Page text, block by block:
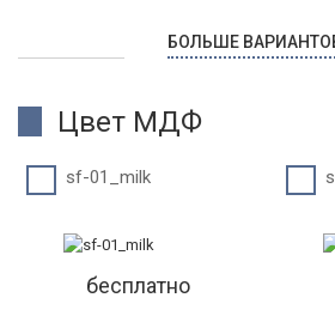
БОЛЬШЕ
Цвет МДФ
sf-01_milk
бесплатно